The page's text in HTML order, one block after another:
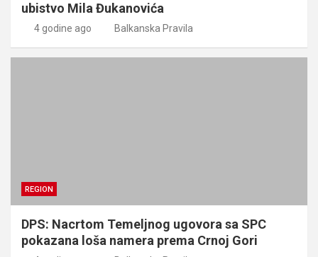
ubistvo Mila Đukanovića
4 godine ago Balkanska Pravila
REGION
DPS: Nacrtom Temeljnog ugovora sa SPC
pokazana loša namera prema Crnoj Gori